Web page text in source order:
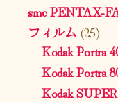
smc PENTAX-
フィルム (25)
Kodak Portra
Kodak Portra
Kodak